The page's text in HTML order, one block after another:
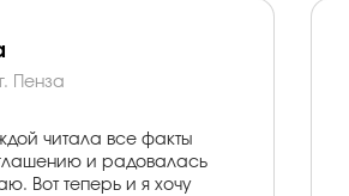
г. Пенза
читала все факты
и радовалась
Вот теперь и я хочу